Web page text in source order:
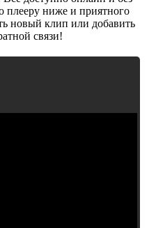
плееру ниже и приятного
новый клип или добавить
связи!